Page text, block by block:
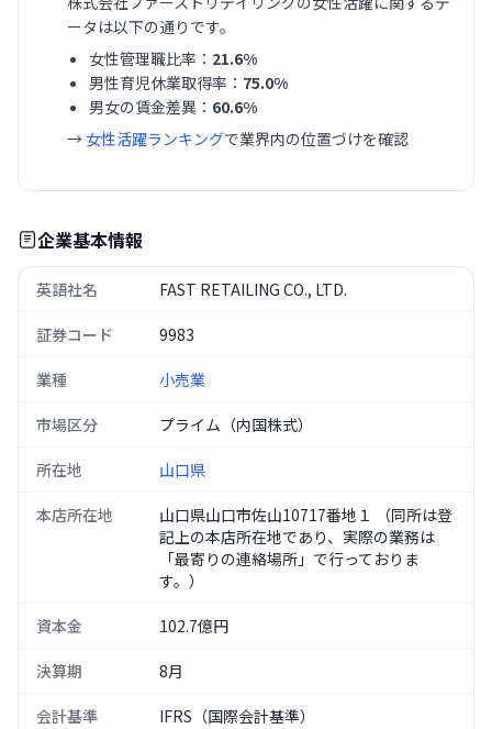
ータは以下の通りです。
女性管理職比率： 21.6%
男性育児休業取得率： 75.0%
男女の賃金差異： 60.6%
→ 女性活躍ランキングで業界内の位置づけを確認
企業基本情報
英語社名 FAST RETAILING CO., LTD.
証券コード 9983
業種 小売業
市場区分 プライム（内国株式）
所在地 山口県
本店所在地
山口県山口市佐山10717番地１ （同所は登
記上の本店所在地であり、実際の業務は
「最寄りの連絡場所」で行っておりま
す。）
資本金 102.7億円
決算期 8月
会計基準 IFRS（国際会計基準）